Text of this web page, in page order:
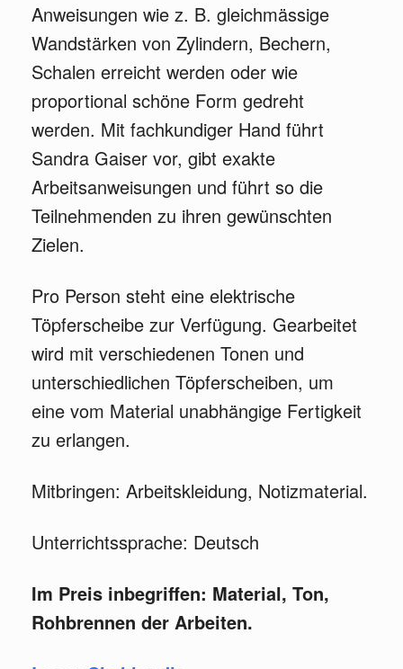
Anweisungen wie z. B. gleichmässige
Wandstärken von Zylindern, Bechern,
Schalen erreicht werden oder wie
proportional schöne Form gedreht
werden. Mit fachkundiger Hand führt
Sandra Gaiser vor, gibt exakte
Arbeitsanweisungen und führt so die
Teilnehmenden zu ihren gewünschten
Zielen.
Pro Person steht eine elektrische
Töpferscheibe zur Verfügung. Gearbeitet
wird mit verschiedenen Tonen und
unterschiedlichen Töpferscheiben, um
eine vom Material unabhängige Fertigkeit
zu erlangen.
Mitbringen: Arbeitskleidung, Notizmaterial.
Unterrichtssprache: Deutsch
Im Preis inbegriffen: Material, Ton,
Rohbrennen der Arbeiten.